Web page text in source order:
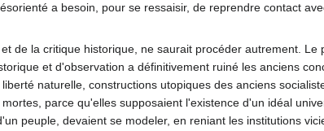
a besoin, pour se ressaisir, de reprendre contact
de la critique historique, ne saurait procéder autrement.
et d'observation a définitivement ruiné les anciens
naturelle, constructions utopiques des anciens
parce qu'elles supposaient l'existence d'un idéal
peuple, devaient se modeler, en reniant les institutions